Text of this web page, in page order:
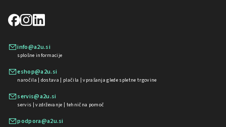
info@a2u.si
splošne informacije
eshop@a2u.si
naročila | dostava | plačila | vprašanja glede spletne trgovine
servis@a2u.si
servis | vzdrževanje | tehnična pomoč
podpora@a2u.si